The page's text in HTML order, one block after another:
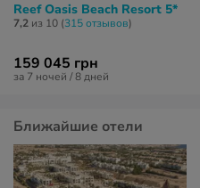
Reef Oasis Beach Resort 5*
7,2 из 10 (315 отзывов)
159 045 грн
за 7 ночей / 8 дней
Ближайшие отели